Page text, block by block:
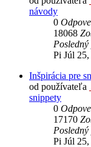
návody
0
18068
Pi Júl
Inšpirácia pre
od používateľa
snippety
0
17170
Pi Júl